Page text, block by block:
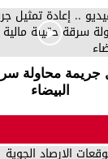
جريمة محاولة
البيضاء